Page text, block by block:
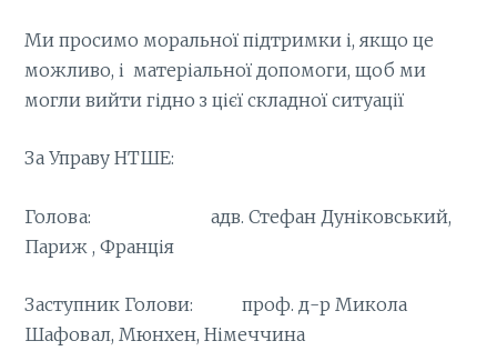
Ми просимо моральної підтримки і, якщо це
можливо, і матеріальної допомоги, щоб ми
могли вийти гідно з цієї складної ситуації
За Управу НТШЕ:
Голова: адв. Стефан Дуніковський,
Париж , Франція
Заступник Голови: проф. д-р Микола
Шафовал, Мюнхен, Німеччина